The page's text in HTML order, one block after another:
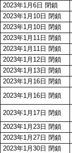
2023年1月6日 閉鎖
2023年1月10日 閉鎖
2023年1月10日 閉鎖
2023年1月11日 閉鎖
2023年1月11日 閉鎖
2023年1月12日 閉鎖
2023年1月13日 閉鎖
2023年1月16日 閉鎖
2023年1月16日 閉鎖
2023年1月17日 閉鎖
2023年1月23日 閉鎖
2023年1月27日 閉鎖
2023年1月30日 閉鎖